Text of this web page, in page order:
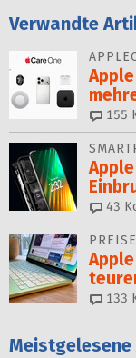
Verwandte
155
43
133